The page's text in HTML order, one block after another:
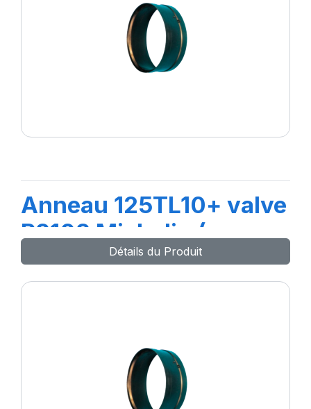
Anneau 125TL10+ valve
R2102 Michelin (po
Détails du Produit